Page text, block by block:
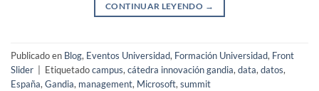
CONTINUAR LEYENDO →
Publicado en Blog, Eventos Universidad, Formación Universidad, Front
Slider
Etiquetadocampus, cátedra innovación gandia, data, datos,
España, Gandia, management, Microsoft, summit